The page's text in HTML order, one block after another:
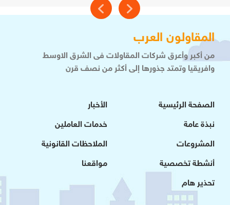
المقاولون العرب
من أكبر وأعرق شركات المقاولات فى الشرق الاوسط
وافريقيا وتمتد جذورها إلى أكثر من نصف قرن
الصفحة الرئيسية
نبذة عامة
المشروعات
أنشطة تخصصية
تحذير هام
الأخبار
خدمات العاملين
الملاحظات القانونية
مواقعنا